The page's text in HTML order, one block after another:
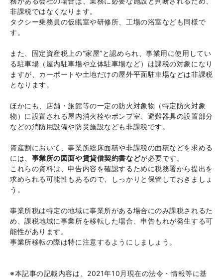
非課税ではなくなります。
タクシー乗務員の仮眠室や研修所、工場の浴室なども同様で
す。
また、固定資産税上の“家屋”と認められ、事業用に使用してい
る駐車場（屋内駐車場や立体駐車場など）は課税の対象になり
ますが、カーポートや土地だけの屋外平面駐車場などは非課税
となります。
ほかにも、店舗・旅館等の一定の防火対象物（特定防火対象
物）に設置される屋内消火栓やポンプ室、避難器具の設置部分
などの消防用設備や防災施設なども非課税です。
資産割において、事業所総床面積や非課税の面積などを求める
には、 事業所の図面や賃貸借契約書などが必要です。
これらの資料は、申告内容を確認するために税務署から提出を
求められる可能性もあるので、しっかりと保管しておきましょ
う。
事業所税は特定の地域に事業所がある場合にのみ課税されるた
め、課税地域に事業所を移転した場合、申告もれが発生する可
能性があります。
事業所移転の際は特に注意するようにしましょう。
※本記事の記載内容は、2021年10月現在の法令・情報等に基